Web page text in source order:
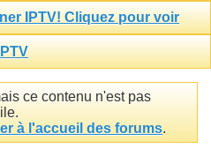
IPTV! Cliquez pour voir
ce contenu n'est pas
à l'accueil des forums.